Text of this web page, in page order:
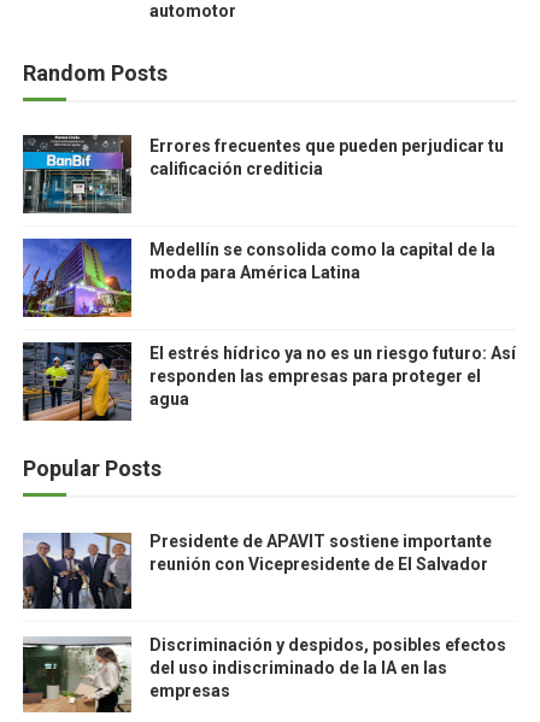
automotor
Random Posts
Errores frecuentes que pueden perjudicar tu
calificación crediticia
Medellín se consolida como la capital de la
moda para América Latina
El estrés hídrico ya no es un riesgo futuro: Así
responden las empresas para proteger el
agua
Popular Posts
Presidente de APAVIT sostiene importante
reunión con Vicepresidente de El Salvador
Discriminación y despidos, posibles efectos
del uso indiscriminado de la IA en las
empresas